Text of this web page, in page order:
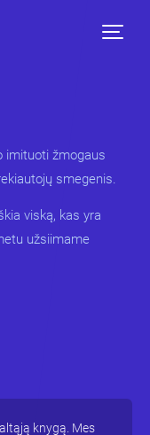
imituoti žmogaus
smegenis.
viską, kas yra
užsiimame
knygą. Mes